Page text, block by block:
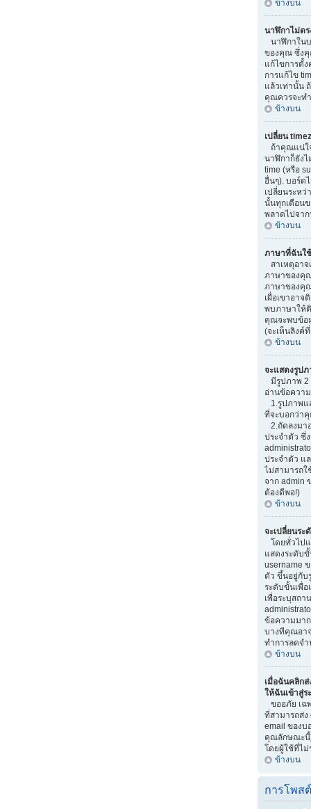
ข้างบน
นาฬิกาไม่ตร
นาฬิกาใน
ของคุณ ซึ่งคุ
แก้ไขการตั้
การแก้ไข
แล้วเท่านั้น
คุณควรจะท
ข้างบน
เปลี่ยน
ถ้าคุณแน่ใ
นาฬิกาก็ยังไ
time (หรือ
อื่นๆ). บอร์ด
เปลี่ยนระหว่
นั้นทุกเดือน
พลาดไปจา
ข้างบน
ภาษาที่ฉันใช้
สาเหตุอาจ
ภาษาของคุ
ภาษาของคุ
เผื่อเขาอา
พบภาษาให้
คุณจะพบข้อ
(จะเห็นลิงค์
ข้างบน
จะแสดงรูปภ
มีรูปภาพ 2
อ่านข้อควา
1.รูปภาพแ
ที่จะบอกว่า
2.ถัดลงมา
ประจำตัว ซึ่
ประจำตัว แ
ไม่สามารถ
จาก admin
ต้องดีพอ!)
ข้างบน
จะเปลี่ยนระ
โดยทั่วไป
แสดงระดับ
username
ตัว ขึ้นอยู่กั
ระดับขั้นเพื่
เพื่อระบุสถา
ข้อความมาก
บางทีคุณอาจ
ทำการลดจ
ข้างบน
เมื่อฉันคลิก
ให้ฉันเข้าสู่ร
ขออภัย เฉ
ที่สามารถส่
email ของบ
คุณลักษณะนี้)
โดยผู้ใช้ที่ไม่
ข้างบน
การโพส